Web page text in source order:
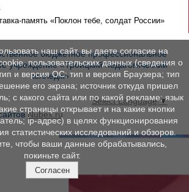
память «Поклон тебе, солдат России»
бюджетное профессиональное
учреждение «Троицкий педагогический
колледж»
Select Language▼
Nubex.ru
наш сайт, вы даете согласие на
пользовательских данных (сведения о
и версия ОС; тип и версия Браузера; тип
его экрана; источник откуда пришел
с какого сайта или по какой рекламе; язык
страницы открывает и на какие кнопки
ip-адрес) в целях функционирования
статистических исследований и обзоров.
чтобы ваши данные обрабатывались,
покиньте сайт.
Согласен